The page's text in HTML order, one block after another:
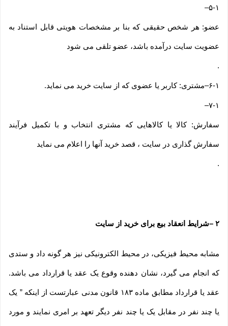
۵-۱–
عضو: هر شخص حقیقی که بنا بر مشخصات هویتی قابل استناد به
عضویت سایت درآمده باشد، عضو تلقی می شود
.
۶-۱–مشتری: کاربر یا عضوی که از سایت خرید می نماید.
۷-۱–
سفارش: کالا یا کالاهایی که مشتری انتخاب و با تکمیل فرآیند
سفارش گذاری در سایت ، قصد خرید آنها را اعلام می نماید
.
۲ –شرایط انعقاد بیع برای خرید از سایت
مشابه محیط فیزیکی، در محیط الکترونیکی نیز هر گونه داد و ستدی
که انجام می گیرد، نشان دهنده وقوع یک عقد یا قرارداد می باشد.
عقد یا قرارداد مطابق ماده ۱۸۳ قانون مدنی عبارتست از اینکه ” یک
یا چند نفر در مقابل یک یا چند نفر دیگر تعهد بر امری نمایند و مورد